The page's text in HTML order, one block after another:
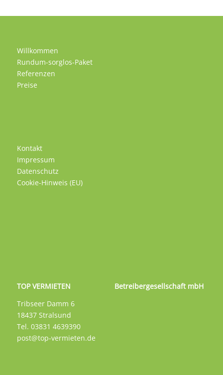
Willkommen
Rundum-sorglos-Paket
Referenzen
Preise
Kontakt
Impressum
Datenschutz
Cookie-Hinweis (EU)
TOP VERMIETEN Betreibergesellschaft mbH
Tribseer Damm 6
18437 Stralsund
Tel. 03831 4639390
post@top-vermieten.de